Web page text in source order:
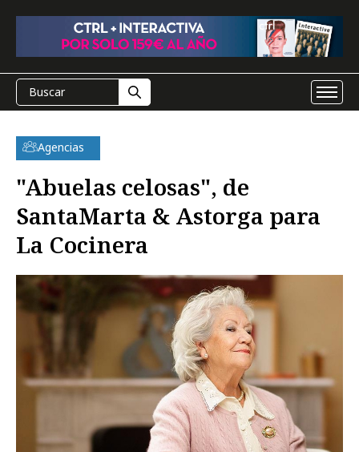
Agencias
"Abuelas celosas", de
SantaMarta & Astorga para
La Cocinera